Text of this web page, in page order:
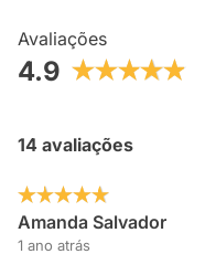
Avaliações
4.9
14 avaliações
Amanda Salvador
1 ano atrás